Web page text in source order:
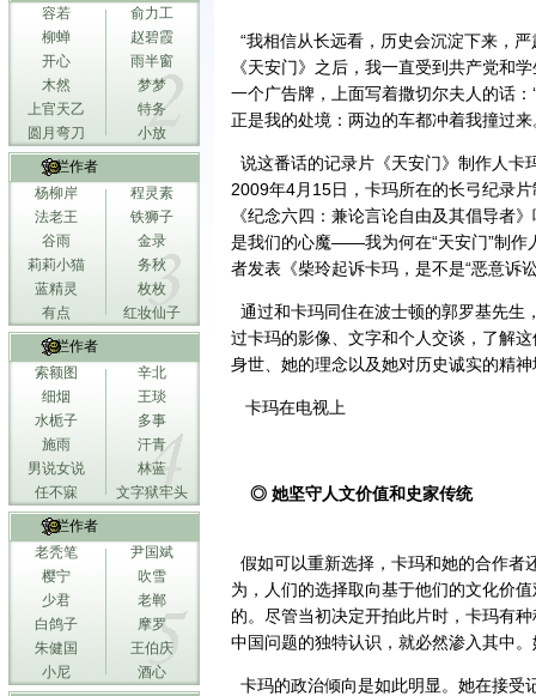
容若
俞力工
柳蝉
赵碧霞
开心
雨半窗
木然
梦梦
上官天乙
特务
圆月弯刀
小放
专栏作者
杨柳岸
程灵素
法老王
铁狮子
谷雨
金录
莉莉小猫
务秋
蓝精灵
枚枚
有点
红妆仙子
专栏作者
索额图
辛北
细烟
王琰
水栀子
多事
施雨
汗青
男说女说
林蓝
任不寐
文字狱牢头
专栏作者
老秃笔
尹国斌
樱宁
吹雪
少君
老郸
白鸽子
摩罗
朱健国
王伯庆
小尼
酒心
“我相信从长远看，历史会沉淀下来，
《天安门》之后，我一直受到共产党和
一个广告牌，上面写着撒切尔夫人的话
正是我的处境：两边的车都冲着我撞过来
说这番话的记录片《天安门》制作人卡
2009年4月15日，卡玛所在的长弓纪录
《纪念六四：兼论言论自由及其倡导者
是我们的心魔——我为何在“天安门”制作
者发表《柴玲起诉卡玛，是不是“恶意诉
通过和卡玛同住在波士顿的郭罗基先生
过卡玛的影像、文字和个人交谈，了解
身世、她的理念以及她对历史诚实的精
卡玛在电视上
◎ 她坚守人文价值和史家传统
假如可以重新选择，卡玛和她的合作者
为，人们的选择取向基于他们的文化价
的。尽管当初决定开拍此片时，卡玛有
中国问题的独特认识，就必然渗入其中
卡玛的政治倾向是如此明显。她在接受